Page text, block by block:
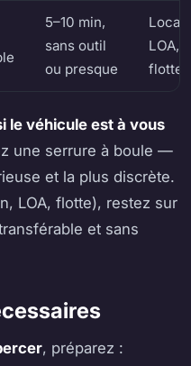
5–10 min,
sans outil
ou presque
LOA,
flotte
le véhicule est à vous
une serrure à boule —
et la plus discrète.
LOA, flotte), restez sur
et sans
, préparez :